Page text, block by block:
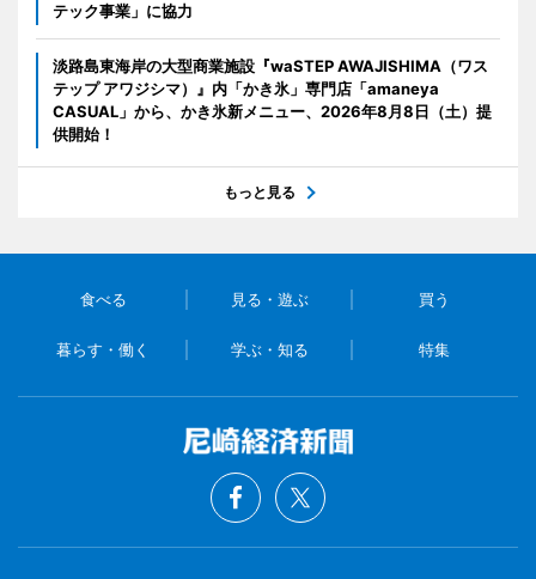
テック事業」に協力
淡路島東海岸の大型商業施設『waSTEP AWAJISHIMA（ワス
テップ アワジシマ）』内「かき氷」専門店「amaneya
CASUAL」から、かき氷新メニュー、2026年8月8日（土）提
供開始！
もっと見る
食べる 見る・遊ぶ 買う
暮らす・働く 学ぶ・知る 特集